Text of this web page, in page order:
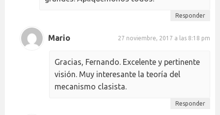
Responder
Mario 27 noviembre, 2017 a las 8:18 pm
Gracias, Fernando. Excelente y pertinente
visión. Muy interesante la teoría del
mecanismo clasista.
Responder